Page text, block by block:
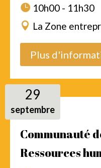
10h00 - 11h30
La Zone
Plus
29
septembre
Communauté
Ressources